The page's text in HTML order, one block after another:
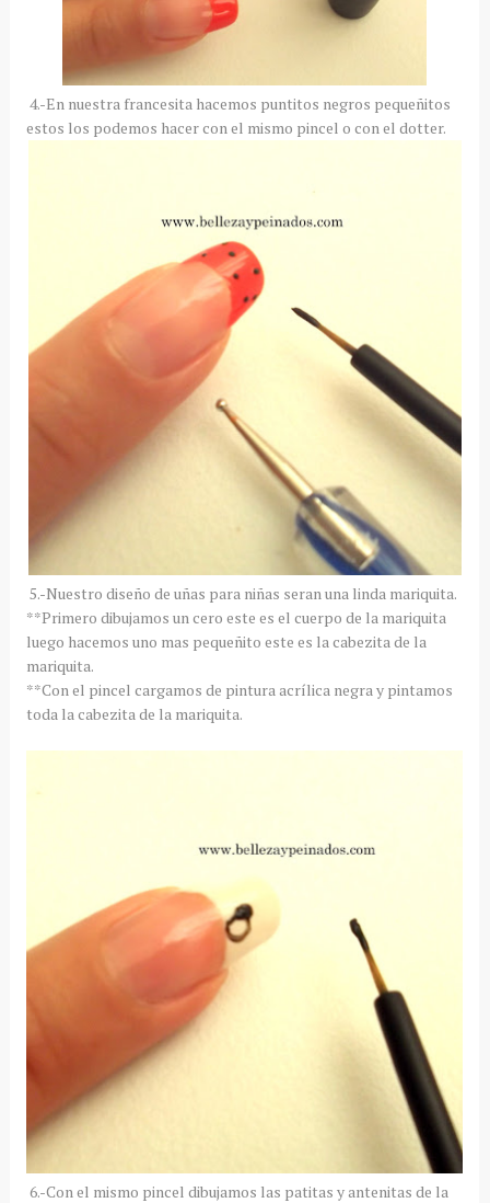
4.-En nuestra francesita hacemos puntitos negros pequeñitos
estos los podemos hacer con el mismo pincel o con el dotter.
5.-Nuestro diseño de uñas para niñas seran una linda mariquita.
**Primero dibujamos un cero este es el cuerpo de la mariquita
luego hacemos uno mas pequeñito este es la cabezita de la
mariquita.
**Con el pincel cargamos de pintura acrílica negra y pintamos
toda la cabezita de la mariquita.
6.-Con el mismo pincel dibujamos las patitas y antenitas de la